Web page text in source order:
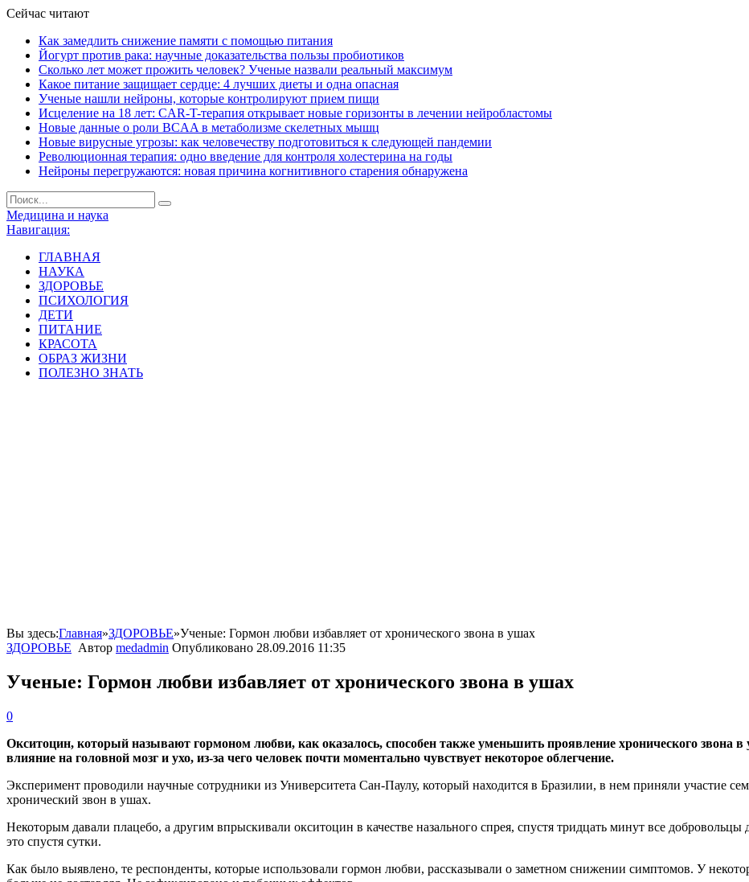
Сейчас читают
Как замедлить снижение памяти с помощью питания
Йогурт против рака: научные доказательства пользы пробиотиков
Сколько лет может прожить человек? Ученые назвали реальный максимум
Какое питание защищает сердце: 4 лучших диеты и одна опасная
Ученые нашли нейроны, которые контролируют прием пищи
Исцеление на 18 лет: CAR-T-терапия открывает новые горизонты в лечении нейробластомы
Новые данные о роли BCAA в метаболизме скелетных мышц
Новые вирусные угрозы: как человечеству подготовиться к следующей пандемии
Революционная терапия: одно введение для контроля холестерина на годы
Нейроны перегружаются: новая причина когнитивного старения обнаружена
Медицина и наука
Навигация:
ГЛАВНАЯ
НАУКА
ЗДОРОВЬЕ
ПСИХОЛОГИЯ
ДЕТИ
ПИТАНИЕ
КРАСОТА
ОБРАЗ ЖИЗНИ
ПОЛЕЗНО ЗНАТЬ
Вы здесь:Главная»ЗДОРОВЬЕ»Ученые: Гормон любви избавляет от хронического звона в ушах
ЗДОРОВЬЕ Автор medadmin Опубликовано 28.09.2016 11:35
Ученые: Гормон любви избавляет от хронического звона в ушах
0
Окситоцин, который называют гормоном любви, как оказалось, способен также уменьшить проявление хронического звона
влияние на головной мозг и ухо, из-за чего человек почти моментально чувствует некоторое облегчение.
Эксперимент проводили научные сотрудники из Университета Сан-Паулу, который находится в Бразилии, в нем приняли участие
хронический звон в ушах.
Некоторым давали плацебо, а другим впрыскивали окситоцин в качестве назального спрея, спустя тридцать минут все
это спустя сутки.
Как было выявлено, те респонденты, которые использовали гормон любви, рассказывали о заметном снижении симптомов. У